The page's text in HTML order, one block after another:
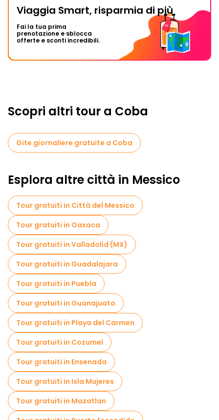
Viaggia Smart, risparmia di più
Fai la tua prima
prenotazione e sblocca
offerte e sconti incredibili.
Scopri altri tour a Coba
Gite giornaliere gratuite a Coba
Esplora altre città in Messico
Tour gratuiti in Città del Messico
Tour gratuiti in Oaxaca
Tour gratuiti in Valladolid (MX)
Tour gratuiti in Guadalajara
Tour gratuiti in Puebla
Tour gratuiti in Guanajuato
Tour gratuiti in Playa del Carmen
Tour gratuiti in Cozumel
Tour gratuiti in Ensenada
Tour gratuiti in Isla Mujeres
Tour gratuiti in Mazatlan